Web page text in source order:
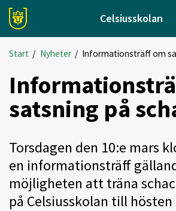
Celsiusskolan
Start / Nyheter/ Informationsträff om
satsning på
Torsdagen den 10:e mars
en informationsträff
möjligheten att träna
på Celsiusskolan till hösten